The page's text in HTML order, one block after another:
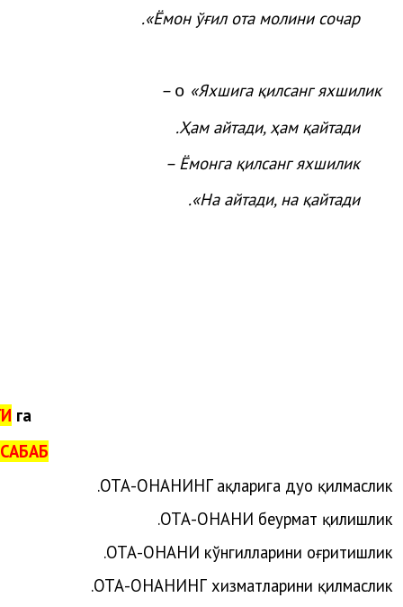
Ёмон ўғил ота молини сочар
»
.
o «Яхшига қилсанг яхшилик –
Ҳам айтади, ҳам қайтади.
Ёмонга қилсанг яхшилик –
На айтади, на қайтади».
га
ОТА-ОНАНИНГ ҳақларига дуо қилмаслик
.
ОТА-ОНАНИ беҳурмат қилишлик.
ОТА-ОНАНИ кўнгилларини оғритишлик.
ОТА-ОНАНИНГ хизматларини қилмаслик.